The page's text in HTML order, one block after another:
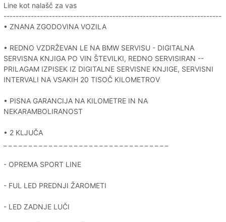
Line kot nalašč za vas
------------------------------------------------------------------------
• ZNANA ZGODOVINA VOZILA
• REDNO VZDRŽEVAN LE NA BMW SERVISU - DIGITALNA
SERVISNA KNJIGA PO VIN ŠTEVILKI, REDNO SERVISIRAN --
PRILAGAM IZPISEK IZ DIGITALNE SERVISNE KNJIGE, SERVISNI
INTERVALI NA VSAKIH 20 TISOČ KILOMETROV
• PISNA GARANCIJA NA KILOMETRE IN NA
NEKARAMBOLIRANOST
• 2 KLJUČA
- OPREMA SPORT LINE
- FUL LED PREDNJI ŽAROMETI
- LED ZADNJE LUČI